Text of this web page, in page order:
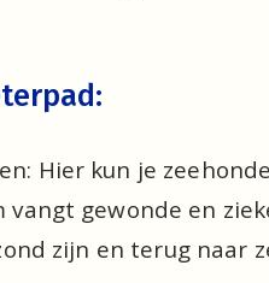
Hier kun je
gewonde en
zijn en terug naar